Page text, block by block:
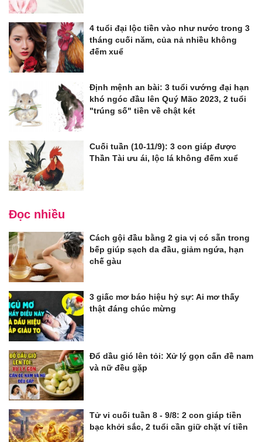
4 tuổi đại lộc tiền vào như nước trong 3
tháng cuối năm, của nả nhiều không
đếm xuể
Định mệnh an bài: 3 tuổi vướng đại hạn
khó ngóc đầu lên Quý Mão 2023, 2 tuổi
"trúng số" tiền về chật két
Cuối tuần (10-11/9): 3 con giáp được
Thần Tài ưu ái, lộc lá không đếm xuể
Đọc nhiều
Cách gội đầu bằng 2 gia vị có sẵn trong
bếp giúp sạch da đầu, giảm ngứa, hạn
chế gàu
3 giấc mơ báo hiệu hỷ sự: Ai mơ thấy
thật đáng chúc mừng
Đổ dầu gió lên tỏi: Xử lý gọn cấn đề nam
và nữ đều gặp
Tử vi cuối tuần 8 - 9/8: 2 con giáp tiền
bạc khởi sắc, 2 tuổi cần giữ chặt ví tiền